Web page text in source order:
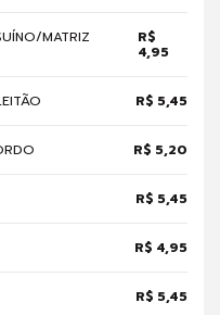
MATRIZ R$
4,95
R$ 5,45
R$ 5,20
R$ 5,45
R$ 4,95
R$ 5,45